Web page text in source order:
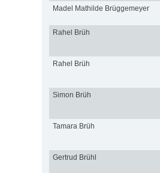
Madel Mathilde Brüggemeyer
Rahel Brüh
Rahel Brüh
Simon Brüh
Tamara Brüh
Gertrud Brühl